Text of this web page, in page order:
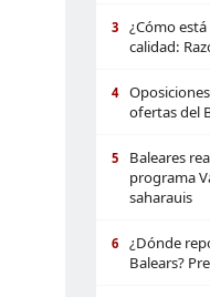
3
¿Cómo
calidad:
4
ofertas del
5
Baleares
programa
saharauis
6
¿Dónde
Balears?